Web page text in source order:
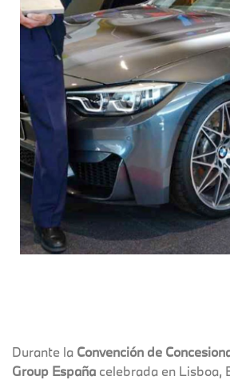
Durante la Convención de
Group España celebrada en Lisboa,